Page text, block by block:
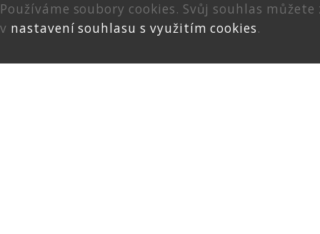
Používáme soubory cookies. Svůj souhlas
v nastavení souhlasu s využitím cookies.